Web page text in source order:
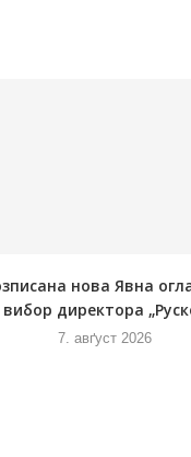
нова Явна
вибор директора
7. авґуст 2026